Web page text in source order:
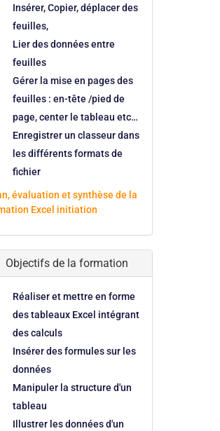
Insérer, Copier, déplacer des
feuilles,
Lier des données entre
feuilles
Gérer la mise en pages des
feuilles : en-tête /pied de
page, center le tableau etc…
Enregistrer un classeur dans
les différents formats de
fichier
évaluation et synthèse de la
Excel initiation
Objectifs de la formation
Réaliser et mettre en forme
des tableaux Excel intégrant
des calculs
Insérer des formules sur les
données
Manipuler la structure d'un
tableau
Illustrer les données d'un